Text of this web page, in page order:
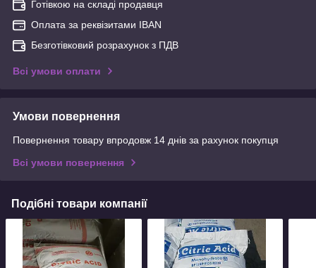
Готівкою на складі продавця
Оплата за реквізитами IBAN
Безготівковий розрахунок з ПДВ
Всі умови оплати
Умови повернення
Повернення товару впродовж 14 днів за рахунок покупця
Всі умови повернення
Подібні товари компанії